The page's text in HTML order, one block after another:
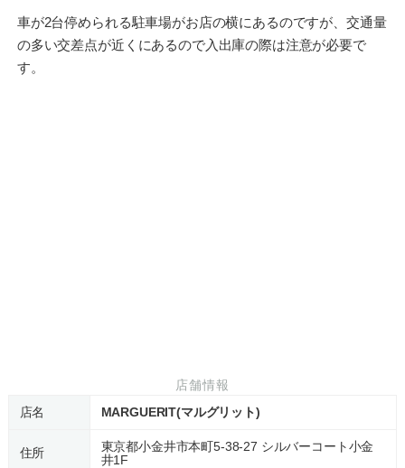
車が2台停められる駐車場がお店の横にあるのですが、交通量
の多い交差点が近くにあるので入出庫の際は注意が必要で
す。
店舗情報
店名
MARGUERIT(マルグリット)
住所
東京都小金井市本町5-38-27 シルバーコート小金
井1F